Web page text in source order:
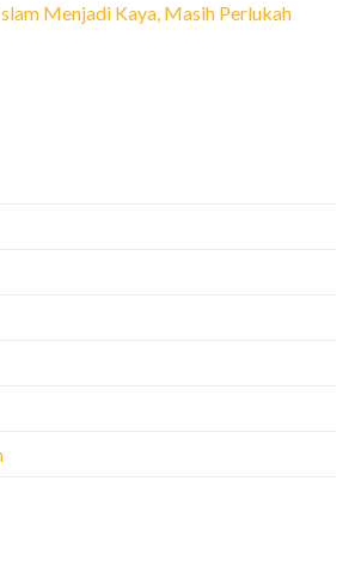
Menjadi Kaya, Masih Perlukah